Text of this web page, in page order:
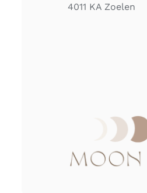
4011 KA Zoelen